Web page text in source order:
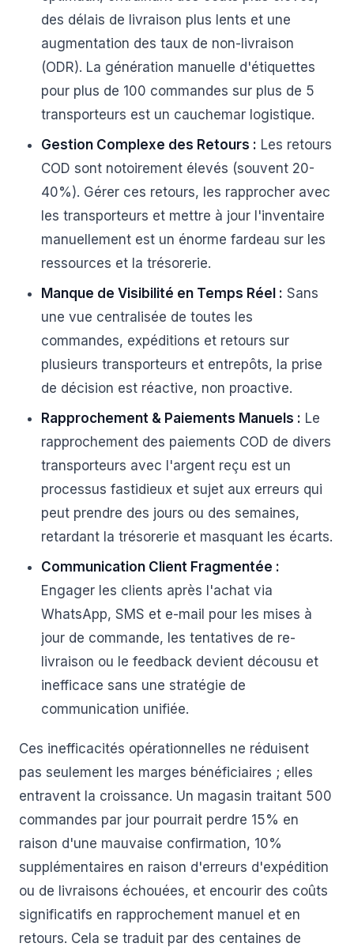
des délais de livraison plus lents et une
augmentation des taux de non-livraison
(ODR). La génération manuelle d'étiquettes
pour plus de 100 commandes sur plus de 5
transporteurs est un cauchemar logistique.
Gestion Complexe des Retours : Les retours
COD sont notoirement élevés (souvent 20-
40%). Gérer ces retours, les rapprocher avec
les transporteurs et mettre à jour l'inventaire
manuellement est un énorme fardeau sur les
ressources et la trésorerie.
Manque de Visibilité en Temps Réel : Sans
une vue centralisée de toutes les
commandes, expéditions et retours sur
plusieurs transporteurs et entrepôts, la prise
de décision est réactive, non proactive.
Rapprochement & Paiements Manuels : Le
rapprochement des paiements COD de divers
transporteurs avec l'argent reçu est un
processus fastidieux et sujet aux erreurs qui
peut prendre des jours ou des semaines,
retardant la trésorerie et masquant les écarts.
Communication Client Fragmentée :
Engager les clients après l'achat via
WhatsApp, SMS et e-mail pour les mises à
jour de commande, les tentatives de re-
livraison ou le feedback devient décousu et
inefficace sans une stratégie de
communication unifiée.
Ces inefficacités opérationnelles ne réduisent
pas seulement les marges bénéficiaires ; elles
entravent la croissance. Un magasin traitant 500
commandes par jour pourrait perdre 15% en
raison d'une mauvaise confirmation, 10%
supplémentaires en raison d'erreurs d'expédition
ou de livraisons échouées, et encourir des coûts
significatifs en rapprochement manuel et en
retours. Cela se traduit par des centaines de